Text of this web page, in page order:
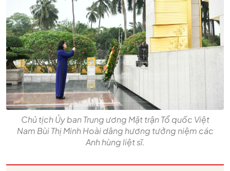
Chủ tịch Ủy ban Trung ương Mặt trận Tổ quốc Việt
Nam Bùi Thị Minh Hoài dâng hương tưởng niệm các
Anh hùng liệt sĩ.